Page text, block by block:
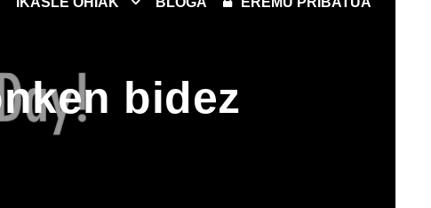
bidez